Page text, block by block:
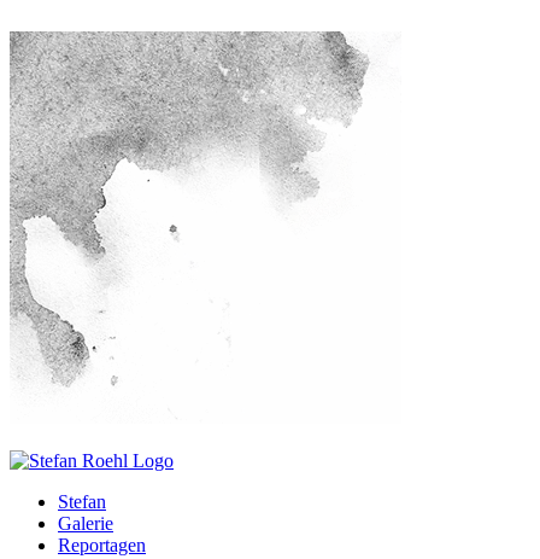
Stefan
Galerie
Reportagen